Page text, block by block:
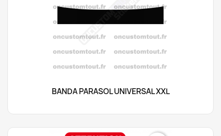
BANDA PARASOL UNIVERSAL XXL